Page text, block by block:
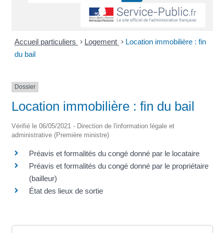
Accueil particuliers > Logement > Location immobilière : fin
du bail
Dossier
Location immobilière : fin du bail
Vérifié le 06/05/2021 - Direction de l'information légale et
administrative (Première ministre)
Préavis et formalités du congé donné par le locataire
Préavis et formalités du congé donné par le propriétaire
(bailleur)
État des lieux de sortie